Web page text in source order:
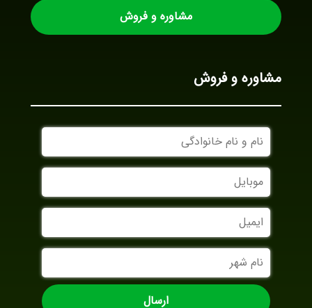
مشاوره و فروش
مشاوره و فروش
نام
و
نام
خانوادگی
موبایل
ایمیل
نام
شهر